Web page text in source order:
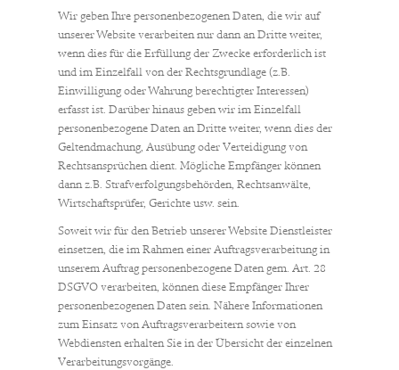
Wir geben Ihre personenbezogenen Daten, die wir auf
unserer Website verarbeiten nur dann an Dritte weiter,
wenn dies für die Erfüllung der Zwecke erforderlich ist
und im Einzelfall von der Rechtsgrundlage (z.B.
Einwilligung oder Wahrung berechtigter Interessen)
erfasst ist. Darüber hinaus geben wir im Einzelfall
personenbezogene Daten an Dritte weiter, wenn dies der
Geltendmachung, Ausübung oder Verteidigung von
Rechtsansprüchen dient. Mögliche Empfänger können
dann z.B. Strafverfolgungsbehörden, Rechtsanwälte,
Wirtschaftsprüfer, Gerichte usw. sein.
Soweit wir für den Betrieb unserer Website Dienstleister
einsetzen, die im Rahmen einer Auftragsverarbeitung in
unserem Auftrag personenbezogene Daten gem. Art. 28
DSGVO verarbeiten, können diese Empfänger Ihrer
personenbezogenen Daten sein. Nähere Informationen
zum Einsatz von Auftragsverarbeitern sowie von
Webdiensten erhalten Sie in der Übersicht der einzelnen
Verarbeitungsvorgänge.